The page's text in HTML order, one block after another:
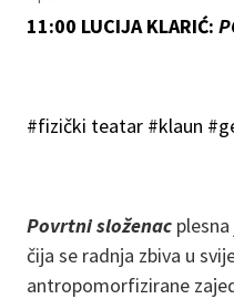
11:00 LUCIJA KLARIĆ:
#fizički teatar #klaun
Povrtni složenac
čija se radnja zbiva u
antropomorfizirane